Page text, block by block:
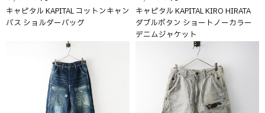
キャピタル KAPITAL コットンキャン
バス ショルダーバッグ
キャピタル KAPITAL KIRO HIRATA
ダブルボタン ショートノーカラー
デニムジャケット